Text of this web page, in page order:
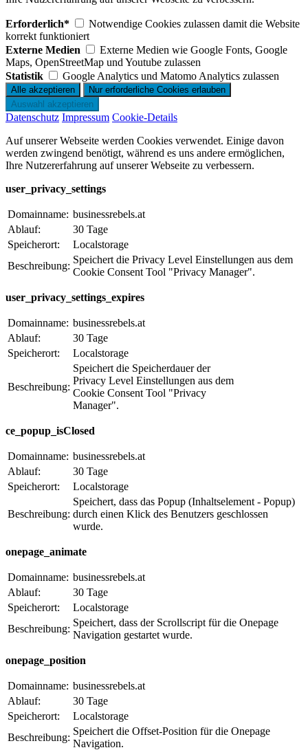
Erforderlich*
Notwendige Cookies zulassen damit die Website
korrekt funktioniert
Externe Medien
Externe Medien wie Google Fonts, Google
Maps, OpenStreetMap und Youtube zulassen
Statistik
Google Analytics und Matomo Analytics zulassen
Datenschutz Impressum Cookie-Details
Auf unserer Webseite werden Cookies verwendet. Einige davon
werden zwingend benötigt, während es uns andere ermöglichen,
Ihre Nutzererfahrung auf unserer Webseite zu verbessern.
user_privacy_settings
Domainname: businessrebels.at
Ablauf:
30 Tage
Speicherort:
Localstorage
Beschreibung:
Speichert die Privacy Level Einstellungen aus dem
Cookie Consent Tool "Privacy Manager".
user_privacy_settings_expires
Domainname: businessrebels.at
Ablauf:
30 Tage
Speicherort:
Localstorage
Beschreibung:
Speichert die Speicherdauer der
Privacy Level Einstellungen aus dem
Cookie Consent Tool "Privacy
Manager".
ce_popup_isClosed
Domainname: businessrebels.at
Ablauf:
30 Tage
Speicherort:
Localstorage
Beschreibung:
Speichert, dass das Popup (Inhaltselement - Popup)
durch einen Klick des Benutzers geschlossen
wurde.
onepage_animate
Domainname: businessrebels.at
Ablauf:
30 Tage
Speicherort:
Localstorage
Beschreibung:
Speichert, dass der Scrollscript für die Onepage
Navigation gestartet wurde.
onepage_position
Domainname: businessrebels.at
Ablauf:
30 Tage
Speicherort:
Localstorage
Beschreibung:
Speichert die Offset-Position für die Onepage
Navigation.